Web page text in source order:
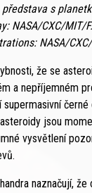
představa s
NASA/CXC/MIT/
NASA/
že se
a nepříjemném
supermasivní
jsou
vysvětlení
naznačují,